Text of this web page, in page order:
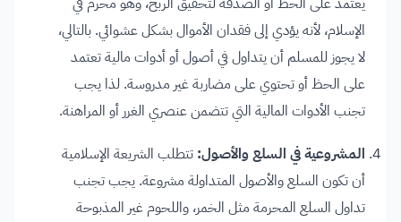
الإسلام، لأنه يؤدي إلى فقدان الأموال بشكل عشوائي. بالتالي،
لا يجوز للمسلم أن يتداول في أصول أو أدوات مالية تعتمد
على الحظ أو تحتوي على مضاربة غير مدروسة. لذا يجب
تجنب الأدوات المالية التي تتضمن عنصري الغرر أو المراهنة.
المشروعية في السلع والأصول: تتطلب الشريعة الإسلامية
أن تكون السلع والأصول المتداولة مشروعة. يجب تجنب
تداول السلع المحرمة مثل الخمر، واللحوم غير المذبوحة